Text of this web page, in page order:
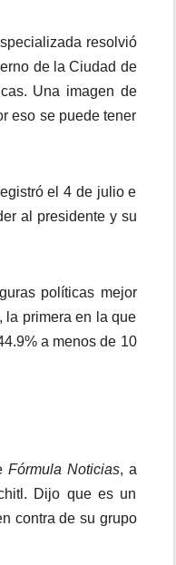
resolvió
de la Ciudad de
Una imagen de
eso se puede tener
el 4 de julio e
al presidente y su
políticas mejor
la primera en la que
a menos de 10
Fórmula Noticias, a
Dijo que es un
contra de su grupo